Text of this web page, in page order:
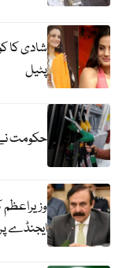
شادی کا
پٹیل
حکومت نے
ایجنڈے